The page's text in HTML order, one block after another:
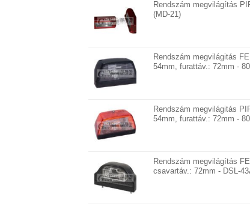
Rendszám megvilágítás
(MD-21)
Rendszám megvilágitás
54mm, furattáv.: 72mm -
Rendszám megvilágitás
54mm, furattáv.: 72mm -
Rendszám megvilágítás
csavartáv.: 72mm - DSL-